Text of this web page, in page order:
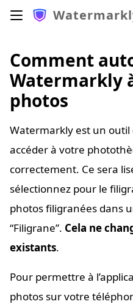
Comment
Watermarkly
photos
Watermarkly est un
accéder à votre
correctement. Ce sera
sélectionnez pour le
photos filigranées dans
“Filigrane”. Cela ne
existants.
Pour permettre à
photos sur votre